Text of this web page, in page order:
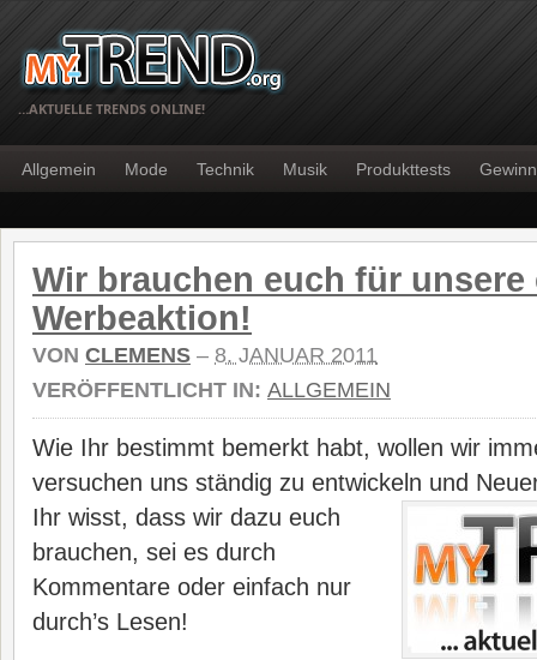
…AKTUELLE TRENDS ONLINE!
Allgemein Mode Technik Musik Produkttests
Wir brauchen euch für unsere
Werbeaktion!
VON CLEMENS – 8. JANUAR 2011
VERÖFFENTLICHT IN: ALLGEMEIN
Wie Ihr bestimmt bemerkt habt, wollen wir
versuchen uns ständig zu entwickeln und
Ihr wisst, dass wir dazu euch
brauchen, sei es durch
Kommentare oder einfach nur
durch’s Lesen!